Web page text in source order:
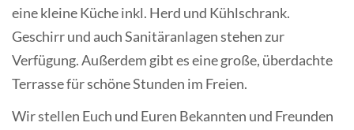
eine kleine Küche inkl. Herd und Kühlschrank.
Geschirr und auch Sanitäranlagen stehen zur
Verfügung. Außerdem gibt es eine große, überdachte
Terrasse für schöne Stunden im Freien.
Wir stellen Euch und Euren Bekannten und Freunden